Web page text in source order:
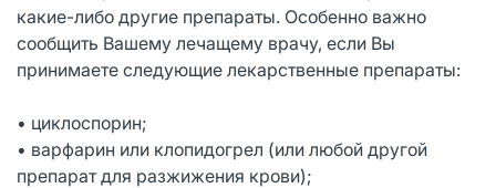
какие-либо другие препараты. Особенно важно
сообщить Вашему лечащему врачу, если Вы
принимаете следующие лекарственные препараты:
• циклоспорин;
• варфарин или клопидогрел (или любой другой
препарат для разжижения крови);